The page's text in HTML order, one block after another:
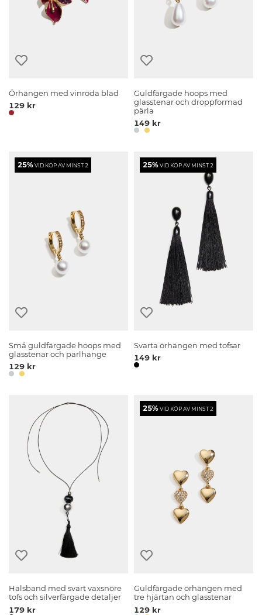
Örhängen med vinröda blad
129 kr
Guldfärgade hoops med
glasstenar och droppformad
pärla
149 kr
25%VID KÖP AV MINST 2
Små guldfärgade hoops med
glasstenar och pärlhänge
129 kr
25%VID KÖP AV MINST 2
Svarta örhängen med tofsar
149 kr
Halsband med svart vaxsnöre
tofs och silverfärgade detaljer
179 kr
25%VID KÖP AV MINST 2
Guldfärgade örhängen med
tre hjärtan och glasstenar
129 kr